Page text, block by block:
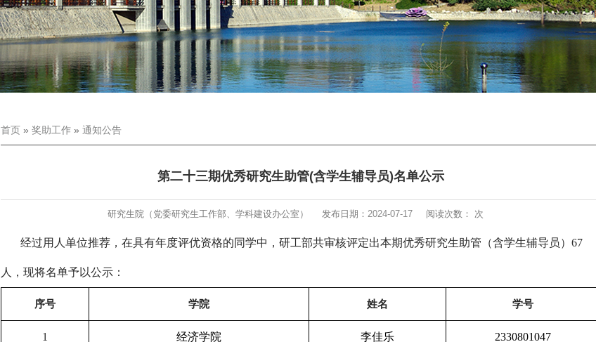
首页 » 奖助工作 » 通知公告
第二十三期优秀研究生助管(含学生辅导员)名单公示
研究生院（党委研究生工作部、学科建设办公室） 发布日期： 2024-07-17 阅读次数： 次
经过用人单位推荐，在具有年度评优资格的同学中，研工部共审核评定出本期优秀研究生助管（含学生辅导员） 67
人，现将名单予以公示：
序号 学院 姓名 学号
1 经济学院 李佳乐 2330801047